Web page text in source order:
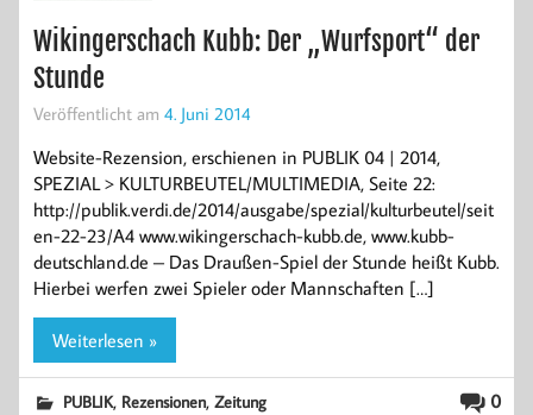
Wikingerschach Kubb: Der „Wurfsport“ der
Stunde
Veröffentlicht am 4. Juni 2014
Website-Rezension, erschienen in PUBLIK 04 | 2014,
SPEZIAL > KULTURBEUTEL/MULTIMEDIA, Seite 22:
http://publik.verdi.de/2014/ausgabe/spezial/kulturbeutel/seit
en-22-23/A4 www.wikingerschach-kubb.de, www.kubb-
deutschland.de – Das Draußen-Spiel der Stunde heißt Kubb.
Hierbei werfen zwei Spieler oder Mannschaften […]
Weiterlesen »
0
PUBLIK, Rezensionen,Zeitung